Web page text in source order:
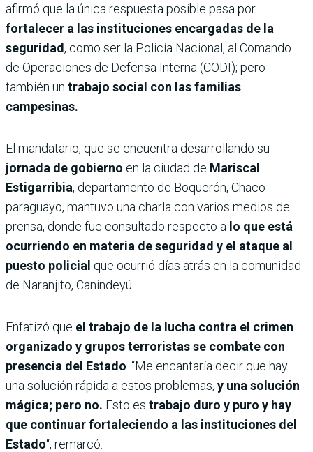
afirmó que la única respuesta posible pasa por
fortalecer a las instituciones encargadas de la
seguridad, como ser la Policía Nacional, al Comando
de Operaciones de Defensa Interna (CODI); pero
también un trabajo social con las familias
campesinas.
El mandatario, que se encuentra desarrollando su
jornada de gobierno en la ciudad de Mariscal
Estigarribia, departamento de Boquerón, Chaco
paraguayo, mantuvo una charla con varios medios de
prensa, donde fue consultado respecto a lo que está
ocurriendo en materia de seguridad y el ataque al
puesto policial que ocurrió días atrás en la comunidad
de Naranjito, Canindeyú.
Enfatizó que el trabajo de la lucha contra el crimen
organizado y grupos terroristas se combate con
presencia del Estado . “Me encantaría decir que hay
una solución rápida a estos problemas, y una solución
mágica; pero no. Esto es trabajo duro y puro y hay
que continuar fortaleciendo a las instituciones del
Estado“, remarcó.